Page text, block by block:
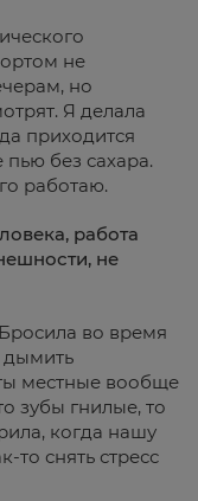
не
но
Я делала
приходится
без сахара.
работаю.
работа
не
во время
дымить
местные вообще
зубы гнилые, то
когда нашу
то снять стресс